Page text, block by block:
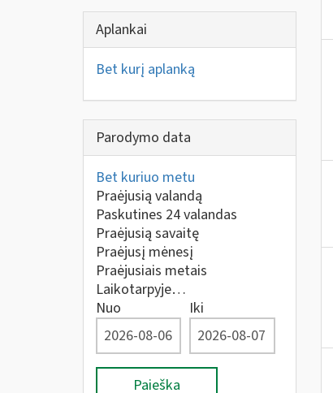
Aplankai
Bet kurį aplanką
Parodymo data
Bet kuriuo metu
Praėjusią valandą
Paskutines 24 valandas
Praėjusią savaitę
Praėjusį mėnesį
Praėjusiais metais
Laikotarpyje…
Nuo
Iki
Paieška